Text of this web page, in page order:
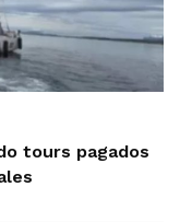
tours pagados